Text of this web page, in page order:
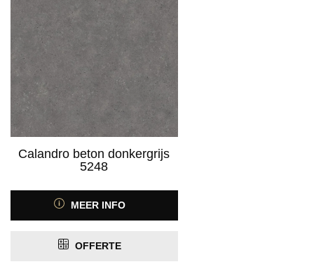
Calandro beton donkergrijs
5248
MEER INFO
OFFERTE